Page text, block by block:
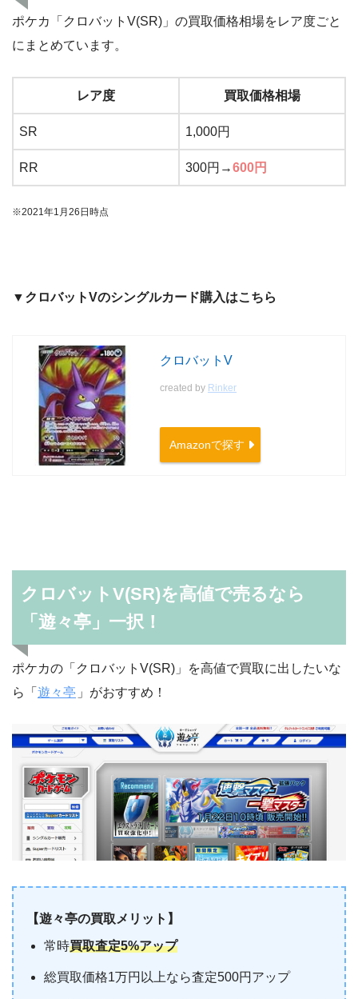
ポケカ「クロバットV(SR)」の買取価格相場をレア度ごと
にまとめています。
レア度 買取価格相場
SR 1,000円
RR 300円→600円
※2021年1月26日時点
▼クロバットVのシングルカード購入はこちら
クロバットV
created by Rinker
Amazonで探す
クロバットV(SR)を高値で売るなら
「遊々亭」一択！
ポケカの「クロバットV(SR)」を高値で買取に出したいな
ら「 遊々亭 」がおすすめ！
【遊々亭の買取メリット】
常時買取査定5%アップ
総買取価格1万円以上なら査定500円アップ